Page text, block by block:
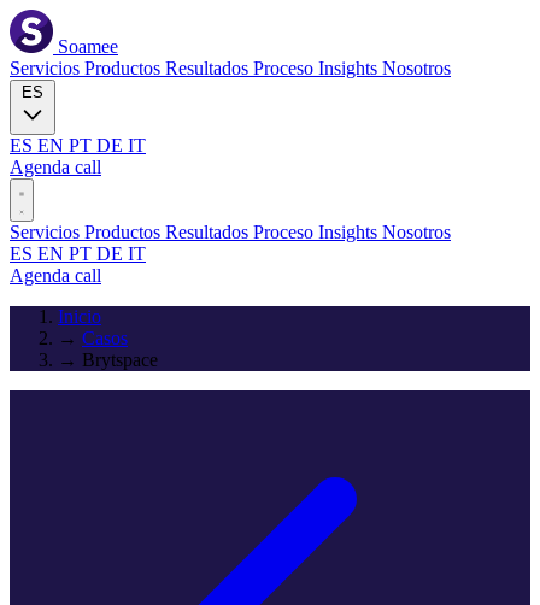
Soamee
Servicios Productos Resultados Proceso Insights Nosotros
ES EN PT DE IT
Agenda call
Servicios Productos Resultados Proceso Insights Nosotros
ES EN PT DE IT
Agenda call
Inicio
→ Casos
→ Brytspace